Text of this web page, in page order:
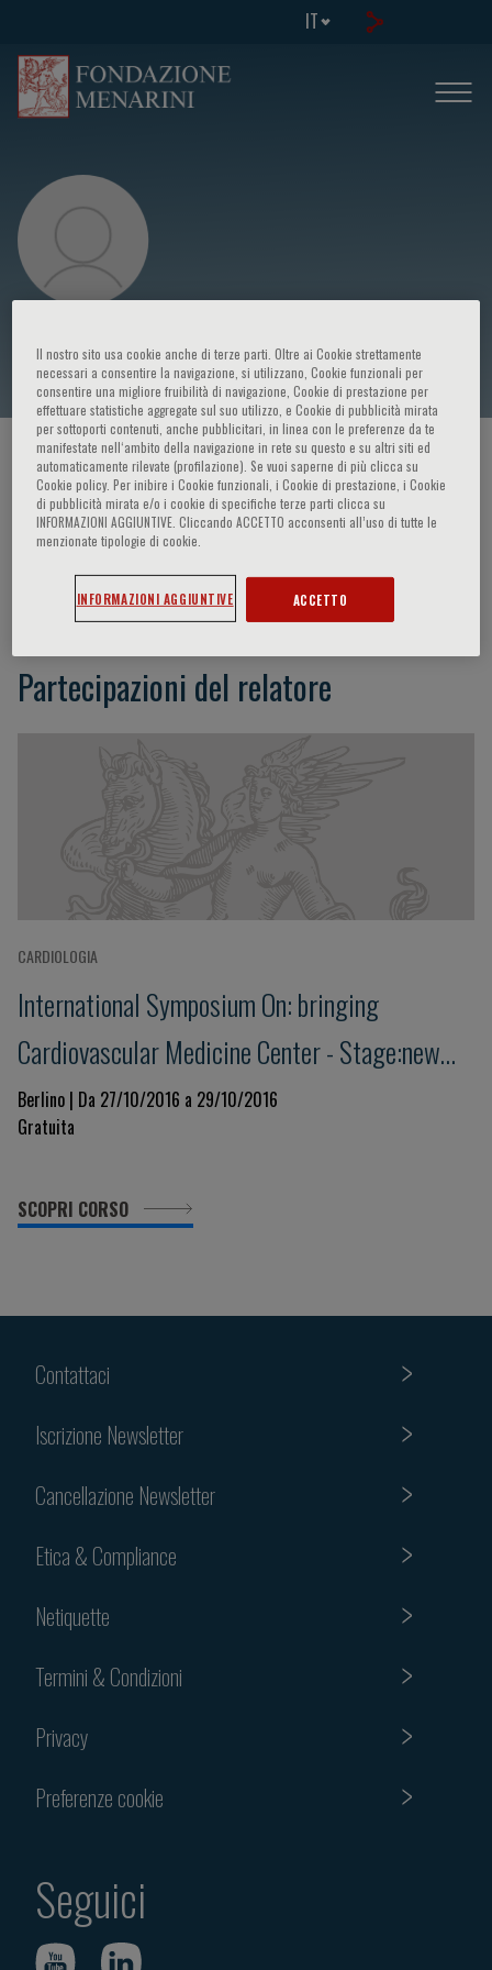
IT
Gerd Hasenfuss
HOME PAGE / CORSI ED EVENTI / RELATORE
Gerd Hasenfuss
Partecipazioni del relatore
CARDIOLOGIA
International Symposium On: bringing
Cardiovascular Medicine Center - Stage:new
Trends Today And Tomorrow
Berlino | Da 27/10/2016 a 29/10/2016
Gratuita
SCOPRI CORSO
Contattaci
Iscrizione Newsletter
Cancellazione Newsletter
Etica & Compliance
Netiquette
Termini & Condizioni
Privacy
Preferenze cookie
Seguici
Il nostro sito usa cookie anche di terze parti. Oltre ai Cookie strettamente
necessari a consentire la navigazione, si utilizzano, Cookie funzionali per
consentire una migliore fruibilità di navigazione, Cookie di prestazione per
effettuare statistiche aggregate sul suo utilizzo, e Cookie di pubblicità mirata
per sottoporti contenuti, anche pubblicitari, in linea con le preferenze da te
manifestate nell‘ambito della navigazione in rete su questo e su altri siti ed
automaticamente rilevate (profilazione). Se vuoi saperne di più clicca su
Cookie policy. Per inibire i Cookie funzionali, i Cookie di prestazione, i Cookie
di pubblicità mirata e/o i cookie di specifiche terze parti clicca su
INFORMAZIONI AGGIUNTIVE. Cliccando ACCETTO acconsenti all’uso di tutte le
menzionate tipologie di cookie.
INFORMAZIONI AGGIUNTIVE ACCETTO